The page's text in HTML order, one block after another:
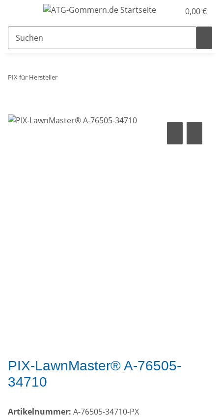
0,00 €
PIX für Hersteller
PIX-LawnMaster® A-76505-
34710
Artikelnummer: A-76505-34710-PX